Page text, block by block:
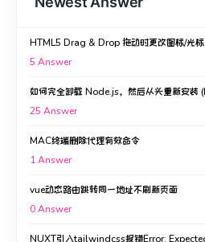
HTML5 Drag & Drop 拖动时更改图标/光标
5 Answer
如何完全卸载 Node.js，然后从头重新安装
25 Answer
MAC终端删除代理有效命令
1Answer
vue动态路由跳转同一地址不刷新页面
0Answer
NUXT引入tailwindcss报错Error: